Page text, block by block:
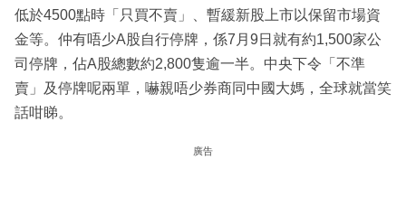
低於4500點時「只買不賣」、暫緩新股上市以保留市場資
金等。仲有唔少A股自行停牌，係7月9日就有約1,500家公
司停牌，佔A股總數約2,800隻逾一半。中央下令「不準
賣」及停牌呢兩單，嚇親唔少券商同中國大媽，全球就當笑
話咁睇。
廣告